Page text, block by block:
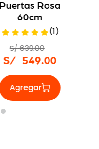
Puertas Rosa
60cm
(1)
S/ 549.00
S/639.00